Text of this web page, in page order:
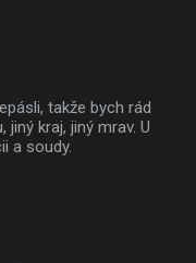
takže bych rád
kraj, jiný mrav. U
a soudy.